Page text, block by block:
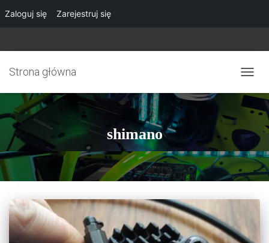
Zaloguj się Zarejestruj się
Strona główna
shimano